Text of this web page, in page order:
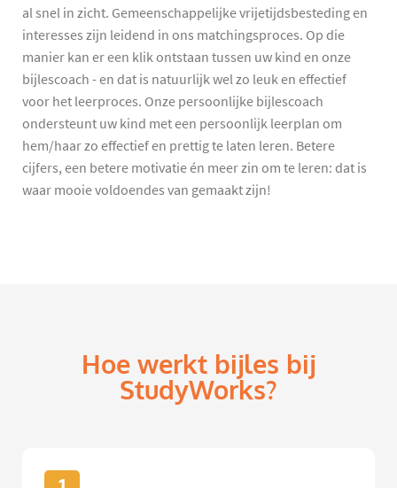
al snel in zicht. Gemeenschappelijke vrijetijdsbesteding en
interesses zijn leidend in ons matchingsproces. Op die
manier kan er een klik ontstaan tussen uw kind en onze
bijlescoach - en dat is natuurlijk wel zo leuk en effectief
voor het leerproces. Onze persoonlijke bijlescoach
ondersteunt uw kind met een persoonlijk leerplan om
hem/haar zo effectief en prettig te laten leren. Betere
cijfers, een betere motivatie én meer zin om te leren: dat is
waar mooie voldoendes van gemaakt zijn!
Hoe werkt bijles bij
StudyWorks?